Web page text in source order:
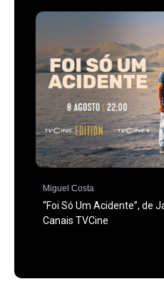
Miguel Costa
“Foi Só Um Acidente”, de
Canais TVCine